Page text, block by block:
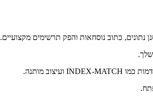
נתונים, כתוב נוסחאות והפק תרשימים מקצועיים.